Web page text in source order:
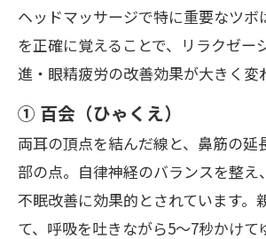
ヘッドマッサージで特に重要なツボ
を正確に覚えることで、リラクゼー
進・眼精疲労の改善効果が大きく変
① 百会（ひゃくえ）
両耳の頂点を結んだ線と、鼻筋の延
部の点。自律神経のバランスを整え
不眠改善に効果的とされています。
て、呼吸を吐きながら5〜7秒かけて